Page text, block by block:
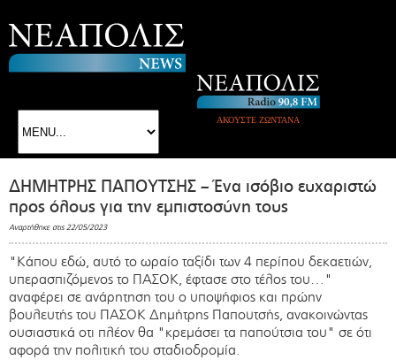
ΑΚΟΥΣΤΕ ΖΩΝΤΑΝΑ
ΔΗΜΗΤΡΗΣ ΠΑΠΟΥΤΣΗΣ – Ένα ισόβιο ευχαριστώ
προς όλους για την εμπιστοσύνη τους
Αναρτήθηκε στις 22/05/2023
"Κάπου εδώ, αυτό το ωραίο ταξίδι των 4 περίπου δεκαετιών,
υπερασπιζόμενος το ΠΑΣΟΚ, έφτασε στο τέλος του…"
αναφέρει σε ανάρητηση του ο υποψήφιος και πρώην
βουλευτής του ΠΑΣΟΚ Δημήτρης Παπουτσής, ανακοινώντας
ουσιαστικά οτι πλέον θα "κρεμάσει τα παπούτσια του" σε ότι
αφορά την πολιτική του σταδιοδρομία.